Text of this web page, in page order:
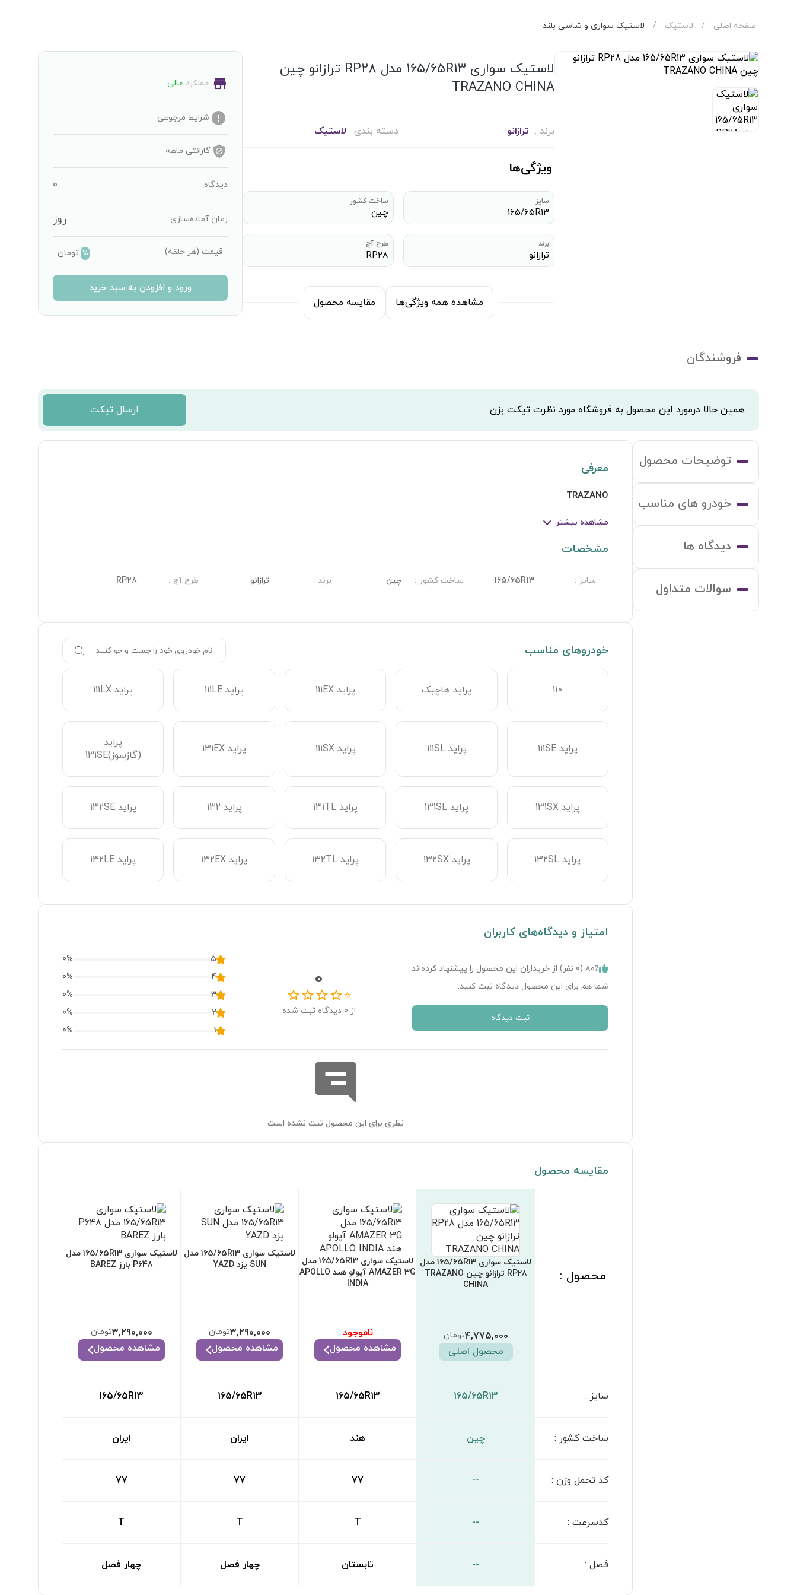
صفحه اصلی / لاستیک / لاستیک سواری و شاسی بلند
لاستیک سواری 165/65R13 مدل RP28 ترازانو چین
TRAZANO CHINA
برند : ترازانو دسته بندی : لاستیک
ویژگی‌ها
سایز
165/65R13
ساخت کشور
چین
برند
ترازانو
طرح آج
RP28
مشاهده همه ویژگی‌ها مقایسه محصول
عملکرد عالی
شرایط مرجوعی
گارانتی ماهه
دیدگاه 0
زمان آماده‌سازی روز
قیمت (هر حلقه) % تومان
ورود و افزودن به سبد خرید
فروشندگان
همین حالا درمورد این محصول به فروشگاه مورد نظرت تیکت بزن ارسال تیکت
توضیحات محصول
خودرو های مناسب
دیدگاه ها
سوالات متداول
معرفی
TRAZANO
مشاهده بیشتر
مشخصات
سایز :
165/65R13 ساخت کشور : چین برند : ترازانو طرح آج :
RP28
خودروهای مناسب
110 پراید هاچبک پراید 111EX پراید 111LE پراید 111LX
پراید 111SE پراید 111SL پراید 111SX پراید 131EX
پراید
(گازسوز)131SE
پراید 131SX پراید 131SL پراید 131TL پراید 132 پراید 132SE
پراید 132SL پراید 132SX پراید 132TL پراید 132EX پراید 132LE
امتیاز و دیدگاه‌های کاربران
۸۰٪ ( 0 نفر) از خریداران این محصول را پیشنهاد کرده‌اند
شما هم برای این محصول دیدگاه ثبت کنید.
ثبت دیدگاه
0
از 0 دیدگاه ثبت شده
5
0%
4
0%
3
0%
2
0%
1
0%
نظری برای این محصول ثبت نشده است
مقایسه محصول
محصول :
لاستیک سواری 165/65R13 مدل
RP28 ترازانو چین TRAZANO
CHINA
4,775,000تومان
محصول اصلی
لاستیک سواری 165/65R13 مدل
AMAZER 3G آپولو هند APOLLO
INDIA
ناموجود
مشاهده محصول
لاستیک سواری 165/65R13 مدل
SUN یزد YAZD
3,290,000تومان
مشاهده محصول
لاستیک سواری 165/65R13 مدل
P648 بارز BAREZ
3,290,000تومان
مشاهده محصول
سایز :
165/65R13
165/65R13
165/65R13
165/65R13
ساخت کشور : چین هند ایران ایران
کد تحمل وزن:
--
77
77
77
کدسرعت:
--
T
T
T
فصل:
-- تابستان چهار فصل چهار فصل